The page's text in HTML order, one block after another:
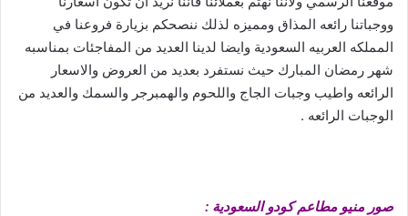
ووجباتنا رائعه المذاق ومميزه لذلك ننصحكم بزيارة فروعنا في
المملكه العربيه السعودية وايضا لدينا العديد من المفاجئات بمناسبه
شهر رمضان المبارك حيث نستفرد بعديد من العروض والاسعار
الرائعه واطيب وجبات الجاج واللحوم والهمبرجر والسمك والعديد من
الوجبات الرائعه .
صور منيو مطاعم كودو السعودية :